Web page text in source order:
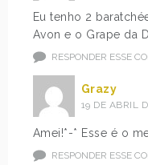
Eu tenho 2
Avon e o Grape da
RESPONDER ESSE
Grazy
19 DE ABRIL
Amei!*-* Esse é o
RESPONDER ESSE